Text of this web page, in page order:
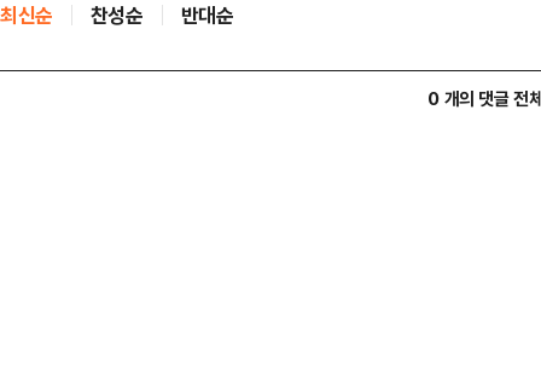
최신순 찬성순 반대순
0 개의 댓글 전